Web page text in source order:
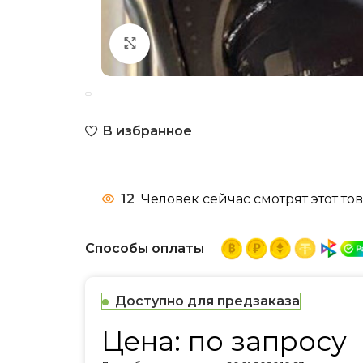
Нажмите, чтобы увеличить
В избранное
12 Человек сейчас смотрят этот
Способы оплаты
Доступно для предзаказа
Цена: по запросу